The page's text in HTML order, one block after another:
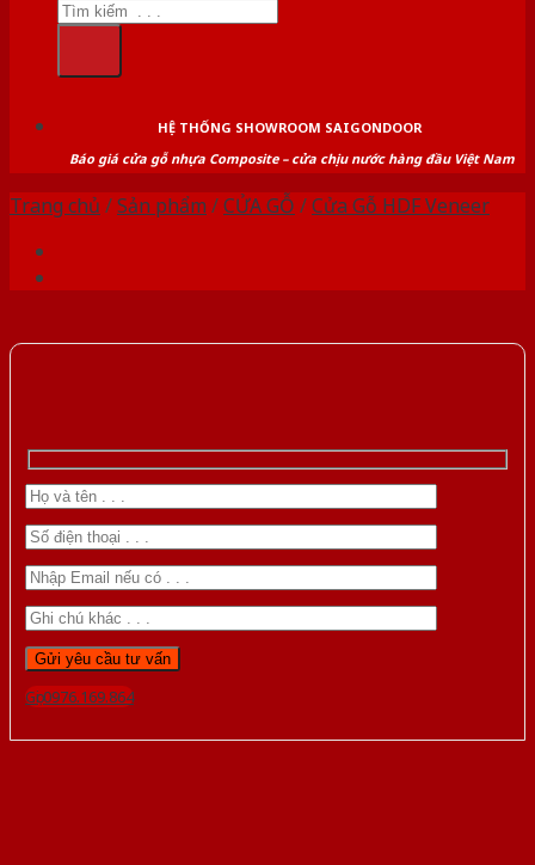
HỆ THỐNG SHOWROOM SAIGONDOOR
Báo giá cửa gỗ nhựa Composite – cửa chịu nước hàng đầu Việt Nam
Trang chủ /Sản phẩm /CỬA GỖ /Cửa Gỗ HDF Veneer
Gọi 0976.169.864